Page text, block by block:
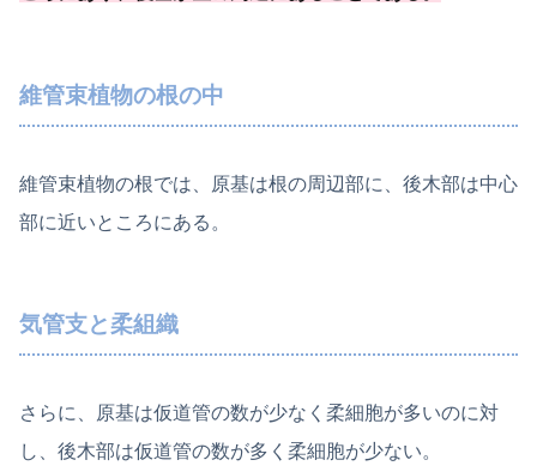
維管束植物の根の中
維管束植物の根では、原基は根の周辺部に、後木部は中心
部に近いところにある。
気管支と柔組織
さらに、原基は仮道管の数が少なく柔細胞が多いのに対
し、後木部は仮道管の数が多く柔細胞が少ない。